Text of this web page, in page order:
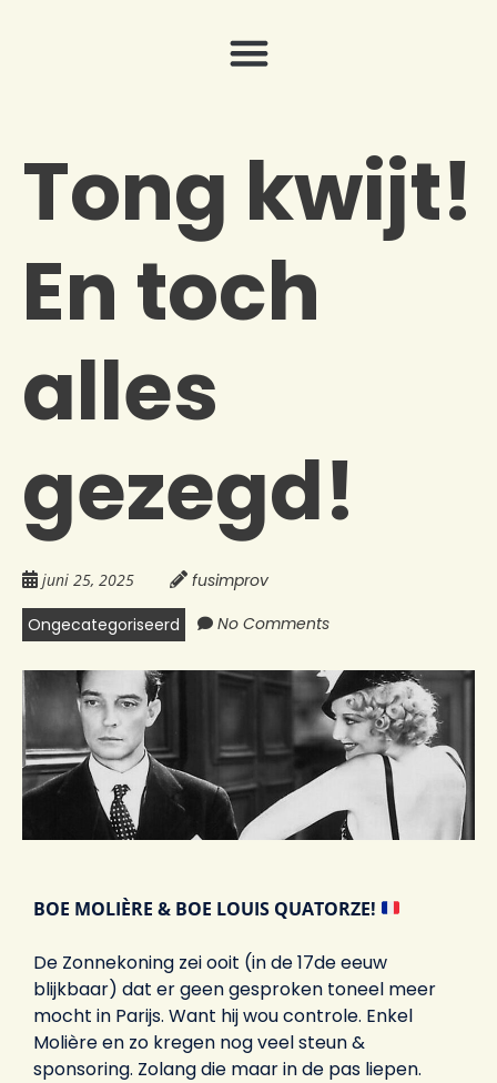
Tong kwijt!
En toch
alles
gezegd!
juni 25, 2025
fusimprov
Ongecategoriseerd
No Comments
BOE MOLIÈRE & BOE LOUIS QUATORZE!
De Zonnekoning zei ooit (in de 17de eeuw
blijkbaar) dat er geen gesproken toneel meer
mocht in Parijs. Want hij wou controle. Enkel
Molière en zo kregen nog veel steun &
sponsoring. Zolang die maar in de pas liepen.